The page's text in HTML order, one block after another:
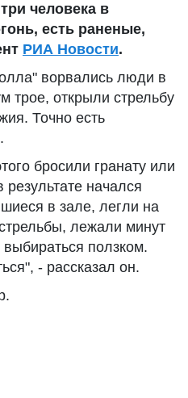
человека в
есть раненые,
РИА Новости.
ворвались люди в
трое, открыли стрельбу
Точно есть
бросили гранату или
начался
в зале, легли на
лежали минут
ползком.
- рассказал он.